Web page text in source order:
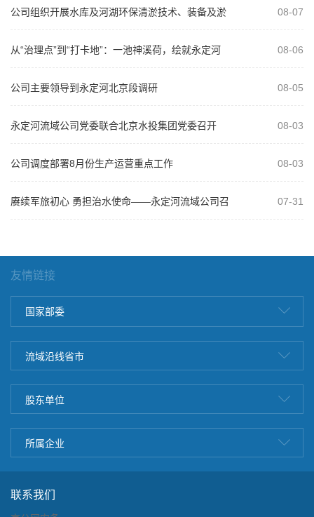
公司组织开展水库及河湖环保清淤技术、装备及淤
08-07
从“治理点”到“打卡地”：一池神溪荷，绘就永定河
08-06
公司主要领导到永定河北京段调研 08-05
永定河流域公司党委联合北京水投集团党委召开
08-03
公司调度部署8月份生产运营重点工作 08-03
赓续军旅初心 勇担治水使命——永定河流域公司召
07-31
友情链接
国家部委
流域沿线省市
股东单位
所属企业
联系我们